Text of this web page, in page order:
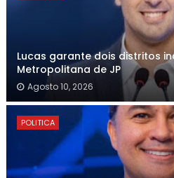
Lucas garante dois distritos
Metropolitana de JP
Agosto 10, 2026
POLITICA